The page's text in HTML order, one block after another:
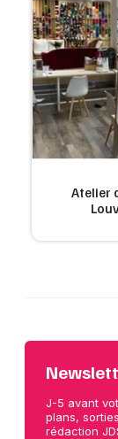
Atelier
J-5 avant
plans,
rédaction